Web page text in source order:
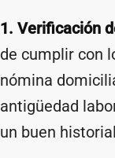
1. Verificación
de cumplir con
nómina
antigüedad
un buen